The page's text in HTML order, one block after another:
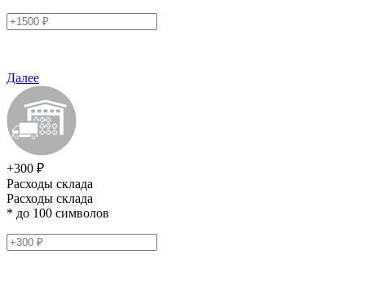
Далее
+300 ₽
Расходы склада
Расходы склада
* до 100 символов